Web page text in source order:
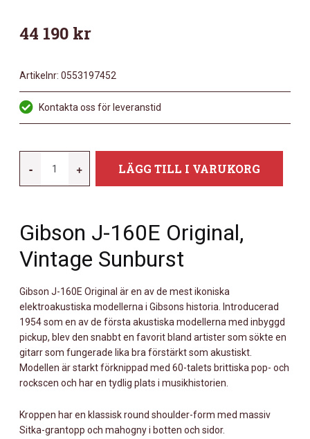
44 190 kr
Artikelnr: 0553197452
Kontakta oss för leveranstid
-
VINTAGE
MÄNGD
+ LÄGG TILL I VARUKORG
Gibson J-160E Original,
Vintage Sunburst
Gibson J-160E Original är en av de mest ikoniska
elektroakustiska modellerna i Gibsons historia. Introducerad
1954 som en av de första akustiska modellerna med inbyggd
pickup, blev den snabbt en favorit bland artister som sökte en
gitarr som fungerade lika bra förstärkt som akustiskt.
Modellen är starkt förknippad med 60-talets brittiska pop- och
rockscen och har en tydlig plats i musikhistorien.
Kroppen har en klassisk round shoulder-form med massiv
Sitka-grantopp och mahogny i botten och sidor.